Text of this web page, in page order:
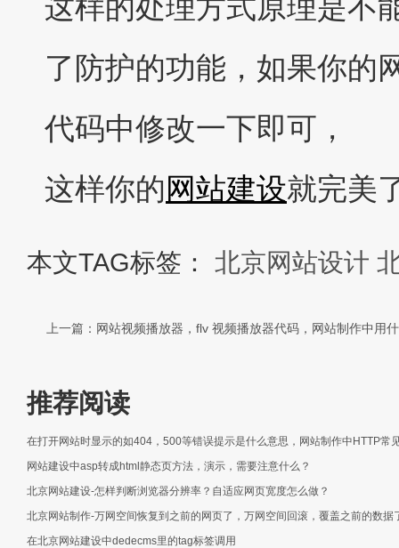
这样的处理方式原理是不
了防护的功能，如果你的
代码中修改一下即可，
这样你的 网站建设就完美
本文TAG标签： 北京网站设计
上一篇：网站视频播放器，flv 视频播放器代码，网站制作中用
推荐阅读
在打开网站时显示的如404，500等错误提示是什么意思，网站制作中HTTP常
网站建设中asp转成html静态页方法，演示，需要注意什么？
北京网站建设-怎样判断浏览器分辨率？自适应网页宽度怎么做？
北京网站制作-万网空间恢复到之前的网页了，万网空间回滚，覆盖之前的数据
在北京网站建设中dedecms里的tag标签调用